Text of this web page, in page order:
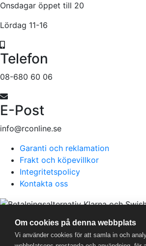
Onsdagar öppet till 20
Lördag 11-16
Telefon
08-680 60 06
E-Post
info@rconline.se
Garanti och reklamation
Frakt och köpevillkor
Integritetspolicy
Kontakta oss
559357-5706
Om cookies på denna webbplats
Vi använder cookies för att samla in och